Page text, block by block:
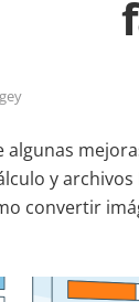
algunas
y
convertir